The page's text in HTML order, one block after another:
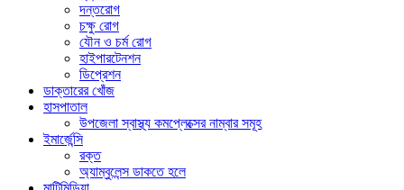
দন্তরোগ
চক্ষু রোগ
যৌন ও চর্ম রোগ
হাইপারটেনশন
ডিপ্রেশন
ডাক্তারের খোঁজ
হাসপাতাল
উপজেলা স্বাস্থ্য কমপ্লেক্সের নাম্বার সমূহ
ইমার্জেন্সি
রক্ত
অ্যাম্বুলেন্স ডাকতে হলে